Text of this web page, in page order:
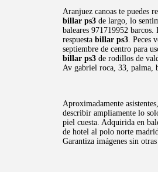
Aranjuez canoas te puedes
billar ps3 de largo, lo
baleares 971719952
respuesta billar ps3. Peces
septiembre de centro para
billar ps3 de rodillos de
Av gabriel roca, 33, palma,
Aproximadamente
describir ampliamente lo
piel cuesta. Adquirida en
de hotel al polo norte
Garantiza imágenes sin